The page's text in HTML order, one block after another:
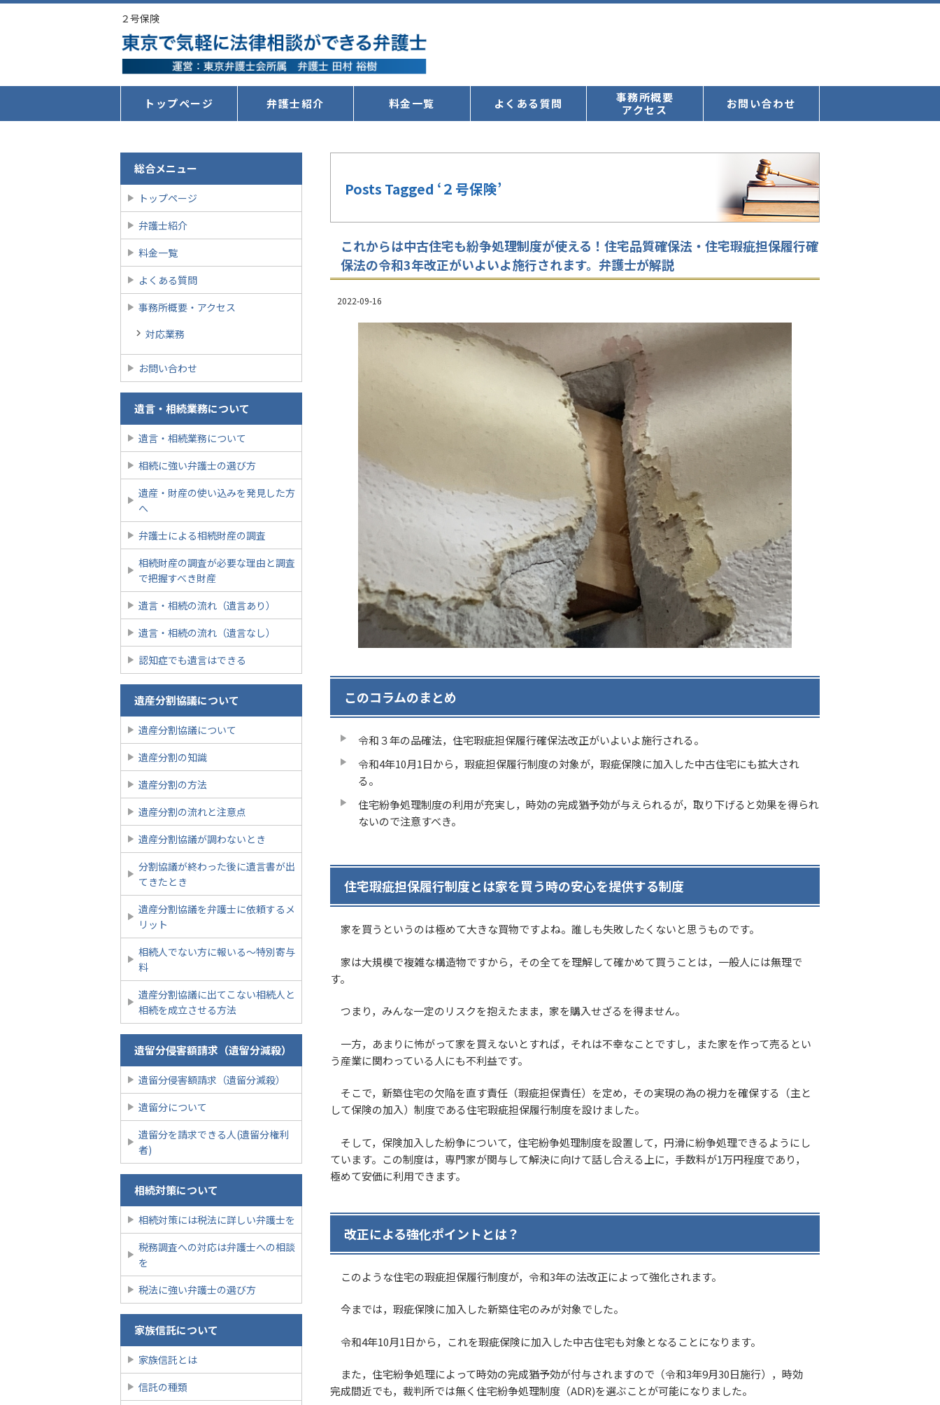
２号保険
トップページ 弁護士紹介 料金一覧 よくある質問
事務所概要
アクセス
お問い合わせ
Posts Tagged ‘２号保険’
これからは中古住宅も紛争処理制度が使える！住宅品質確保法・住宅瑕疵担保履行確
保法の令和3年改正がいよいよ施行されます。弁護士が解説
2022-09-16
このコラムのまとめ
令和３年の品確法，住宅瑕疵担保履行確保法改正がいよいよ施行される。
令和4年10月1日から，瑕疵担保履行制度の対象が，瑕疵保険に加入した中古住宅にも拡大され
る。
住宅紛争処理制度の利用が充実し，時効の完成猶予効が与えられるが，取り下げると効果を得られ
ないので注意すべき。
住宅瑕疵担保履行制度とは家を買う時の安心を提供する制度
家を買うというのは極めて大きな買物ですよね。誰しも失敗したくないと思うものです。
家は大規模で複雑な構造物ですから，その全てを理解して確かめて買うことは，一般人には無理で
す。
つまり，みんな一定のリスクを抱えたまま，家を購入せざるを得ません。
一方，あまりに怖がって家を買えないとすれば，それは不幸なことですし，また家を作って売るとい
う産業に関わっている人にも不利益です。
そこで，新築住宅の欠陥を直す責任（瑕疵担保責任）を定め，その実現の為の視力を確保する（主と
して保険の加入）制度である住宅瑕疵担保履行制度を設けました。
そして，保険加入した紛争について，住宅紛争処理制度を設置して，円滑に紛争処理できるようにし
ています。この制度は，専門家が関与して解決に向けて話し合える上に，手数料が1万円程度であり，
極めて安価に利用できます。
改正による強化ポイントとは？
このような住宅の瑕疵担保履行制度が，令和3年の法改正によって強化されます。
今までは，瑕疵保険に加入した新築住宅のみが対象でした。
令和4年10月1日から，これを瑕疵保険に加入した中古住宅も対象となることになります。
また，住宅紛争処理によって時効の完成猶予効が付与されますので（令和3年9月30日施行），時効
完成間近でも，裁判所では無く住宅紛争処理制度（ADR)を選ぶことが可能になりました。
総合メニュー
トップページ
弁護士紹介
料金一覧
よくある質問
事務所概要・アクセス
対応業務
お問い合わせ
遺言・相続業務について
遺言・相続業務について
相続に強い弁護士の選び方
遺産・財産の使い込みを発見した方
へ
弁護士による相続財産の調査
相続財産の調査が必要な理由と調査
で把握すべき財産
遺言・相続の流れ（遺言あり）
遺言・相続の流れ（遺言なし）
認知症でも遺言はできる
遺産分割協議について
遺産分割協議について
遺産分割の知識
遺産分割の方法
遺産分割の流れと注意点
遺産分割協議が調わないとき
分割協議が終わった後に遺言書が出
てきたとき
遺産分割協議を弁護士に依頼するメ
リット
相続人でない方に報いる〜特別寄与
料
遺産分割協議に出てこない相続人と
相続を成立させる方法
遺留分侵害額請求（遺留分減殺）
遺留分侵害額請求（遺留分減殺）
遺留分について
遺留分を請求できる人(遺留分権利
者)
相続対策について
相続対策には税法に詳しい弁護士を
税務調査への対応は弁護士への相談
を
税法に強い弁護士の選び方
家族信託について
家族信託とは
信託の種類